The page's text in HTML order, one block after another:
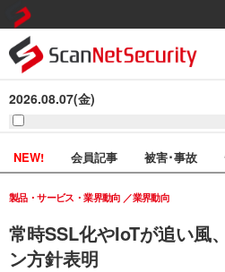
2026.08.07(金)
NEW! 会員記事 被害･事故
常時SSL化やIoTが追い風
ン方針表明
製品・サービス・業界動向 業界動向